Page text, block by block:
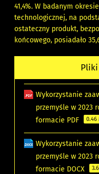
41,4%. W badanym
technologicznej, na
ostateczny produkt,
końcowego, posiadało
Wykorzystanie
przemyśle w 2023
formacie PDF
0.46
Wykorzystanie
przemyśle w 2023
formacie DOCX